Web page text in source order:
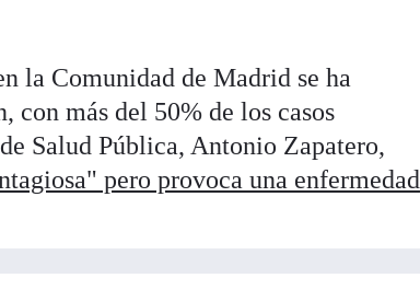
la Comunidad de Madrid se ha
con más del 50% de los casos
Salud Pública, Antonio Zapatero,
pero provoca una enfermedad